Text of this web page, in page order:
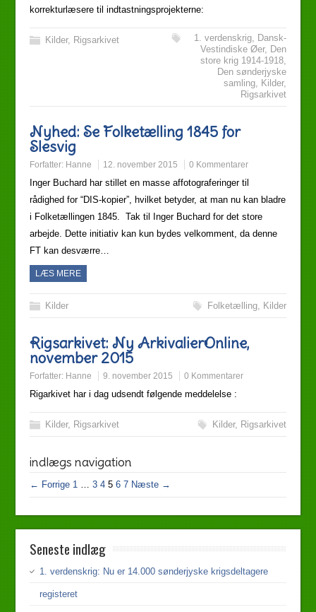
korrekturlæsere til indtastningsprojekterne:
Kilder, Rigsarkivet 1. verdenskrig,
Dansk-
Vestindiske Øer, Den
store krig 1914-1918,
Den sønderjyske
samling, Kilder,
Rigsarkivet
Nyhed: Se Folketælling 1845 for
Slesvig
Forfatter: Hanne 12. november 2015 0 Kommentarer
Inger Buchard har stillet en masse affotograferinger til
rådighed for “DIS-kopier”, hvilket betyder, at man nu kan bladre
i Folketællingen 1845. Tak til Inger Buchard for det store
arbejde. Dette initiativ kan kun bydes velkomment, da denne
FT kan desværre…
LÆS MERE
Kilder Folketælling, Kilder
Rigsarkivet: Ny ArkivalierOnline,
november 2015
Forfatter: Hanne 9. november 2015 0 Kommentarer
Rigarkivet har i dag udsendt følgende meddelelse :
Kilder, Rigsarkivet Kilder, Rigsarkivet
indlægs navigation
← Forrige 1 3 4 5 6 7 Næste →
Seneste indlæg
1. verdenskrig: Nu er 14.000 sønderjyske krigsdeltagere
registeret